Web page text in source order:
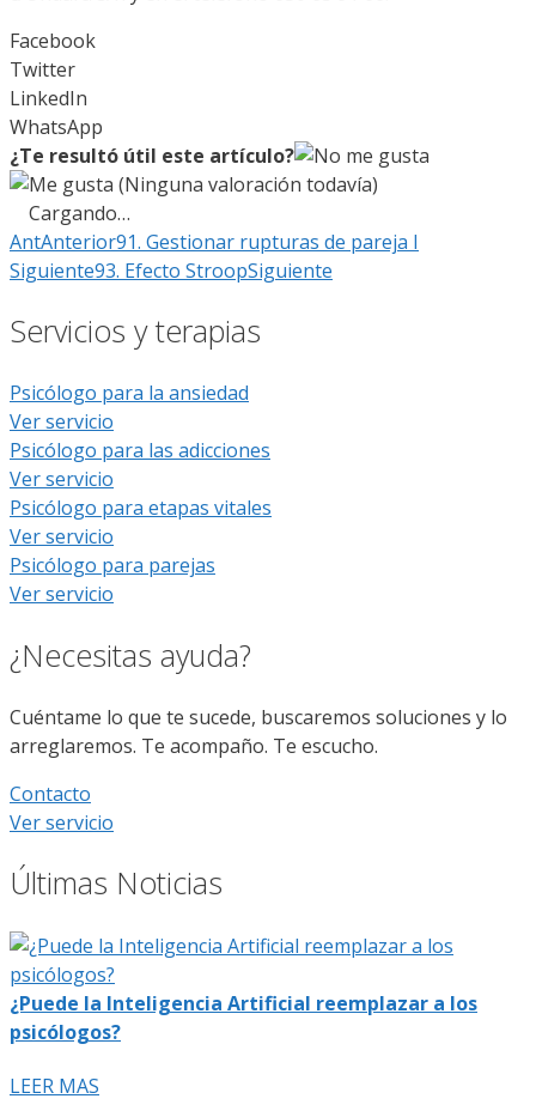
Facebook
Twitter
LinkedIn
WhatsApp
¿Te resultó útil este artículo?
(Ninguna valoración todavía)
Cargando…
AntAnterior91. Gestionar rupturas de pareja I
Siguiente93. Efecto StroopSiguiente
Servicios y terapias
Psicólogo para la ansiedad
Ver servicio
Psicólogo para las adicciones
Ver servicio
Psicólogo para etapas vitales
Ver servicio
Psicólogo para parejas
Ver servicio
¿Necesitas ayuda?
Cuéntame lo que te sucede, buscaremos soluciones y lo
arreglaremos. Te acompaño. Te escucho.
Contacto
Ver servicio
Últimas Noticias
¿Puede la Inteligencia Artificial reemplazar a los
psicólogos?
LEER MAS